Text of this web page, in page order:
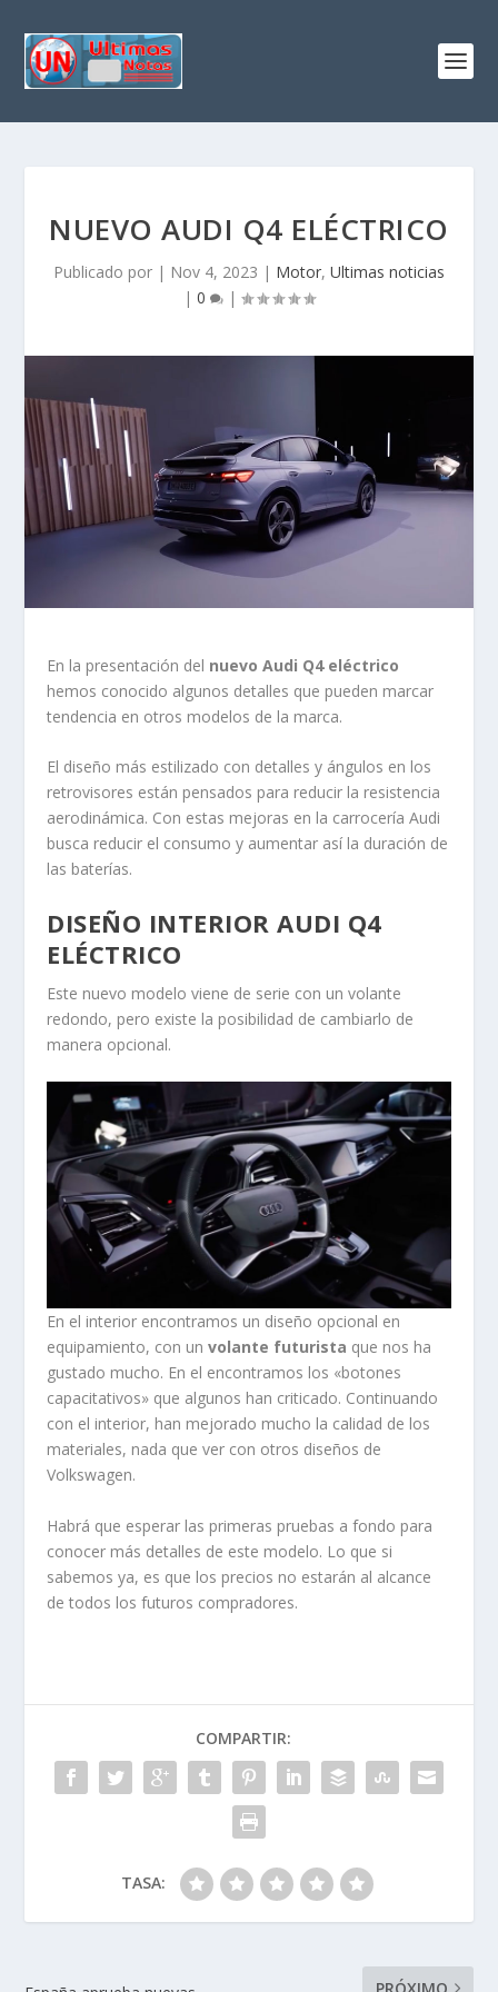
NUEVO AUDI Q4 ELÉCTRICO
Publicado por | Nov 4, 2023 | Motor, Ultimas noticias
| 0 |
En la presentación del nuevo Audi Q4 eléctrico
hemos conocido algunos detalles que pueden marcar
tendencia en otros modelos de la marca.
El diseño más estilizado con detalles y ángulos en los
retrovisores están pensados para reducir la resistencia
aerodinámica. Con estas mejoras en la carrocería Audi
busca reducir el consumo y aumentar así la duración de
las baterías.
DISEÑO INTERIOR AUDI Q4
ELÉCTRICO
Este nuevo modelo viene de serie con un volante
redondo, pero existe la posibilidad de cambiarlo de
manera opcional.
En el interior encontramos un diseño opcional en
equipamiento, con unvolante futurista que nos ha
gustado mucho. En el encontramos los «botones
capacitativos» que algunos han criticado. Continuando
con el interior, han mejorado mucho la calidad de los
materiales, nada que ver con otros diseños de
Volkswagen.
Habrá que esperar las primeras pruebas a fondo para
conocer más detalles de este modelo. Lo que si
sabemos ya, es que los precios no estarán al alcance
de todos los futuros compradores.
COMPARTIR:
TASA:
PRÓXIMO